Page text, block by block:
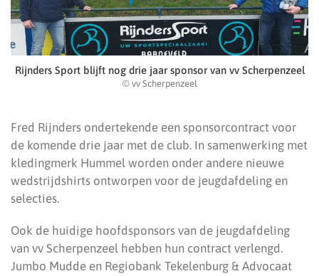
Rijnders Sport blijft nog drie jaar sponsor van vv Scherpenzeel
© vv Scherpenzeel
Fred Rijnders ondertekende een sponsorcontract voor
de komende drie jaar met de club. In samenwerking met
kledingmerk Hummel worden onder andere nieuwe
wedstrijdshirts ontworpen voor de jeugdafdeling en
selecties.
Ook de huidige hoofdsponsors van de jeugdafdeling
van vv Scherpenzeel hebben hun contract verlengd.
Jumbo Mudde en Regiobank Tekelenburg & Advocaat